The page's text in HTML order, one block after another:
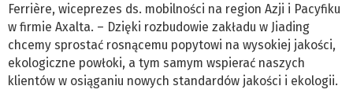
Ferrière, wiceprezes ds. mobilności na region Azji i Pacyfiku
w firmie Axalta. – Dzięki rozbudowie zakładu w Jiading
chcemy sprostać rosnącemu popytowi na wysokiej jakości,
ekologiczne powłoki, a tym samym wspierać naszych
klientów w osiąganiu nowych standardów jakości i ekologii.